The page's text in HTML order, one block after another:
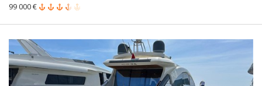
99 000 €